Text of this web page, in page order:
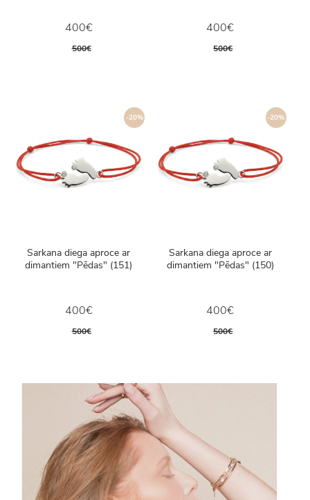
400€
500€
400€
500€
-20%
Sarkana diega aproce ar
dimantiem "Pēdas" (151)
400€
500€
-20%
Sarkana diega aproce ar
dimantiem "Pēdas" (150)
400€
500€